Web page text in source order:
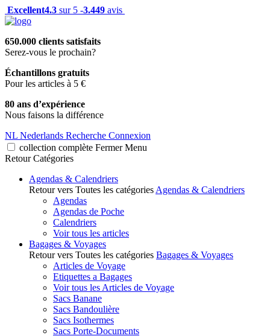
Excellent4.3 sur 5 -3.449 avis
650.000 clients satisfaits
Serez-vous le prochain?
Échantillons gratuits
Pour les articles à 5 €
80 ans d’expérience
Nous faisons la différence
NL Nederlands Recherche Connexion
collection complète Fermer Menu
Retour Catégories
Agendas & Calendriers
Retour vers Toutes les catégories Agendas & Calendriers
Agendas
Agendas de Poche
Calendriers
Voir tous les articles
Bagages & Voyages
Retour vers Toutes les catégories Bagages & Voyages
Articles de Voyage
Etiquettes a Bagages
Voir tous les Articles de Voyage
Sacs Banane
Sacs Bandoulière
Sacs Isothermes
Sacs Porte-Documents